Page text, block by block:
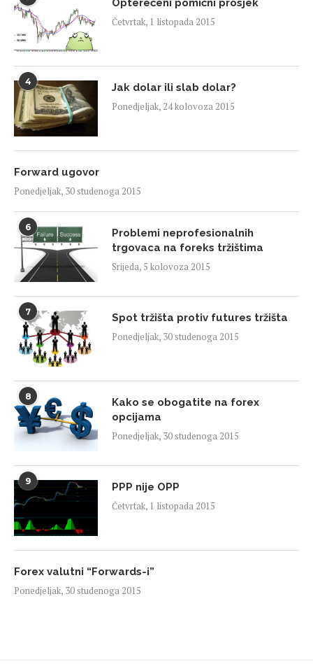
Opterećeni pomični prosjek
Četvrtak, 1 listopada 2015
4
Jak dolar ili slab dolar?
Ponedjeljak, 24 kolovoza 2015
Forward ugovor
Ponedjeljak, 30 studenoga 2015
6
Problemi neprofesionalnih
trgovaca na foreks tržištima
Srijeda, 5 kolovoza 2015
7
Spot tržišta protiv futures tržišta
Ponedjeljak, 30 studenoga 2015
8
Kako se obogatite na forex
opcijama
Ponedjeljak, 30 studenoga 2015
9
PPP nije OPP
Četvrtak, 1 listopada 2015
Forex valutni “Forwards-i”
Ponedjeljak, 30 studenoga 2015